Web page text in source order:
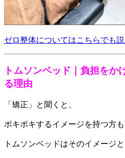
ゼロ整体についてはこちらでも
トムソンベッド｜負担をか
る理由
「矯正」と聞くと、
ボキボキするイメージを持つ方も
トムソンベッドはそのイメージ